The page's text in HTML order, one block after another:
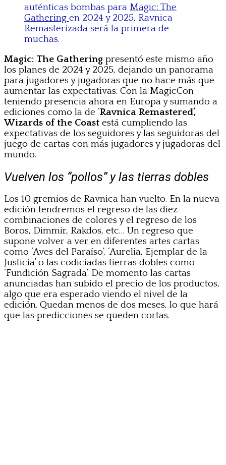
auténticas bombas para Magic: The
Gathering en 2024 y 2025, Ravnica
Remasterizada será la primera de
muchas.
Magic: The Gathering presentó este mismo año
los planes de 2024 y 2025, dejando un panorama
para jugadores y jugadoras que no hace más que
aumentar las expectativas. Con la MagicCon
teniendo presencia ahora en Europa y sumando a
ediciones como la de ‘Ravnica Remastered’,
Wizards of the Coast está cumpliendo las
expectativas de los seguidores y las seguidoras del
juego de cartas con más jugadores y jugadoras del
mundo.
Vuelven los “pollos” y las tierras dobles
Los 10 gremios de Ravnica han vuelto. En la nueva
edición tendremos el regreso de las diez
combinaciones de colores y el regreso de los
Boros, Dimmir, Rakdos, etc… Un regreso que
supone volver a ver en diferentes artes cartas
como ‘Aves del Paraíso’, ‘Aurelia, Ejemplar de la
Justicia’ o las codiciadas tierras dobles como
‘Fundición Sagrada’. De momento las cartas
anunciadas han subido el precio de los productos,
algo que era esperado viendo el nivel de la
edición. Quedan menos de dos meses, lo que hará
que las predicciones se queden cortas.